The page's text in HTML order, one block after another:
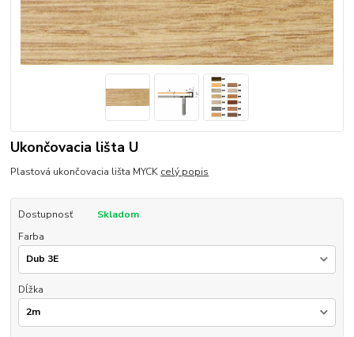
Ukončovacia lišta U
Plastová ukončovacia lišta MYCK celý popis
Dostupnosť
Skladom
Farba
Dĺžka